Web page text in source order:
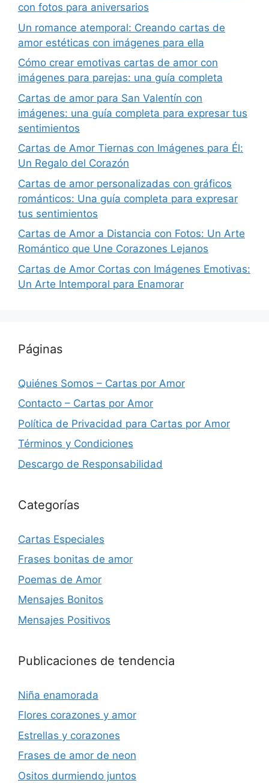
con fotos para aniversarios
Un romance atemporal: Creando cartas de
amor estéticas con imágenes para ella
Cómo crear emotivas cartas de amor con
imágenes para parejas: una guía completa
Cartas de amor para San Valentín con
imágenes: una guía completa para expresar tus
sentimientos
Cartas de Amor Tiernas con Imágenes para Él:
Un Regalo del Corazón
Cartas de amor personalizadas con gráficos
románticos: Una guía completa para expresar
tus sentimientos
Cartas de Amor a Distancia con Fotos: Un Arte
Romántico que Une Corazones Lejanos
Cartas de Amor Cortas con Imágenes Emotivas:
Un Arte Intemporal para Enamorar
Páginas
Quiénes Somos – Cartas por Amor
Contacto – Cartas por Amor
Política de Privacidad para Cartas por Amor
Términos y Condiciones
Descargo de Responsabilidad
Categorías
Cartas Especiales
Frases bonitas de amor
Poemas de Amor
Mensajes Bonitos
Mensajes Positivos
Publicaciones de tendencia
Niña enamorada
Flores corazones y amor
Estrellas y corazones
Frases de amor de neon
Ositos durmiendo juntos